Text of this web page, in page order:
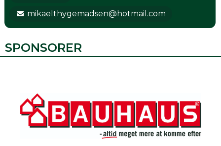
mikaelthygemadsen@hotmail.com
SPONSORER